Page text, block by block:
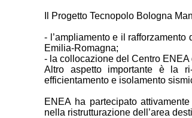
Il Progetto Tecnopolo Bologna
- l’ampliamento e il
Emilia-Romagna;
- la collocazione del Centro
Altro aspetto importante è la
efficientamento e isolamento
ENEA ha partecipato
nella ristrutturazione dell’area